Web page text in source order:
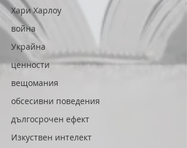
Хари Харлоу
война
Украйна
ценности
вещомания
обсесивни поведения
дългосрочен ефект
Изкуствен интелект